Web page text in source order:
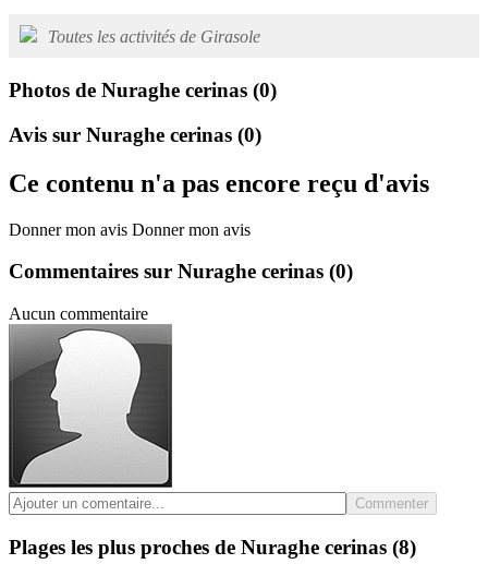
Toutes les activités de Girasole
Photos de Nuraghe cerinas (0)
Avis sur Nuraghe cerinas (0)
Ce contenu n'a pas encore reçu d'avis
Donner mon avis Donner mon avis
Commentaires sur Nuraghe cerinas (0)
Aucun commentaire
Commenter
Plages les plus proches de Nuraghe cerinas (8)